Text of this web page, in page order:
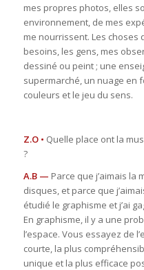
mes propres photos, elles
environnement, de mes
me nourrissent. Les choses
besoins, les gens, mes
dessiné ou peint ; une
supermarché, un nuage en
couleurs et le jeu du sens.
Z.O • Quelle place ont la
?
A.B — Parce que j’aimais la
disques, et parce que
étudié le graphisme et j’ai
En graphisme, il y a une
l’espace. Vous essayez de
courte, la plus
unique et la plus efficace